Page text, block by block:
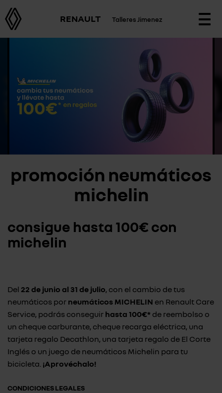
RENAULT Talleres Jimenez
promoción neumáticos
michelin
consigue hasta 100€ con
michelin
Del 22 de junio al 31 de julio, con el cambio de tus
neumáticos por neumáticos MICHELIN en Renault Care
Service, podrás conseguir hasta 100€* de reembolso o
un cheque carburante, cheque recarga eléctrica, una
tarjeta regalo Decathlon, una tarjeta regalo de El Corte
Inglés o un juego de neumáticos Michelin para tu
bicicleta. ¡Aprovéchalo!
CONDICIONES LEGALES